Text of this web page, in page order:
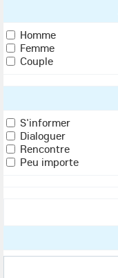
Homme
Femme
Couple
S'informer
Dialoguer
Rencontre
Peu importe